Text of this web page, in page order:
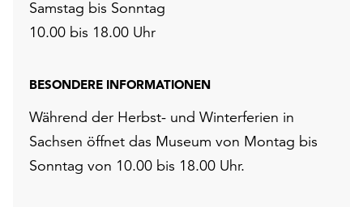
Samstag bis Sonntag
10.00 bis 18.00 Uhr
BESONDERE INFORMATIONEN
Während der Herbst- und Winterferien in
Sachsen öffnet das Museum von Montag bis
Sonntag von 10.00 bis 18.00 Uhr.